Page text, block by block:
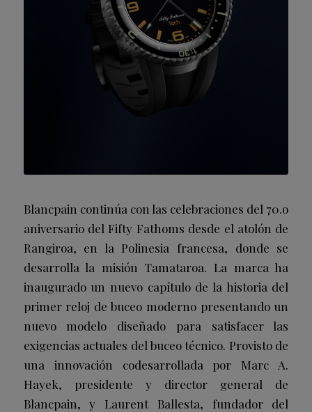
Blancpain continúa con las celebraciones del 70.o
aniversario del Fifty Fathoms desde el atolón de
Rangiroa, en la Polinesia francesa, donde se
desarrolla la misión Tamataroa. La marca ha
inaugurado un nuevo capítulo de la historia del
primer reloj de buceo moderno presentando un
nuevo modelo diseñado para satisfacer las
exigencias actuales del buceo técnico. Provisto de
una innovación codesarrollada por Marc A.
Hayek, presidente y director general de
Blancpain, y Laurent Ballesta, fundador del